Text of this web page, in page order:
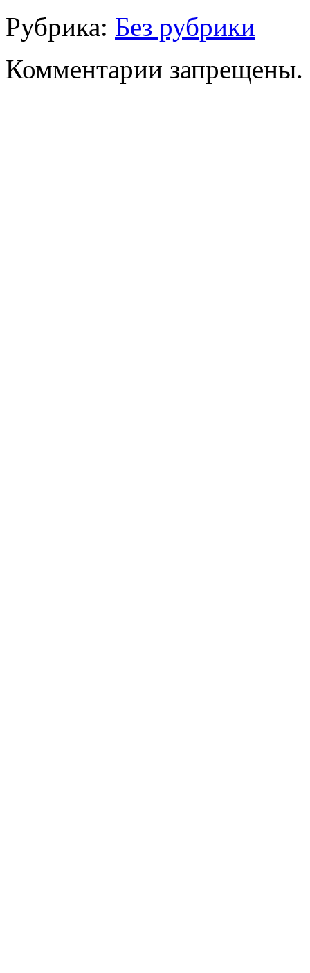
Рубрика: Без рубрики
Комментарии запрещены.